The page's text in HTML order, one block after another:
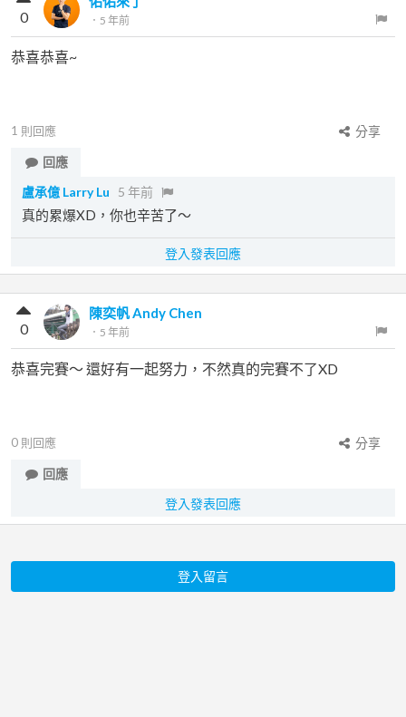
． 5 年前
0
恭喜恭喜~
1 則回應
分享
回應
盧承億 Larry Lu
5 年前
真的累爆XD，你也辛苦了～
登入發表回應
陳奕帆 Andy Chen
． 5 年前
0
恭喜完賽～ 還好有一起努力，不然真的完賽不了XD
0 則回應
分享
回應
登入發表回應
登入留言